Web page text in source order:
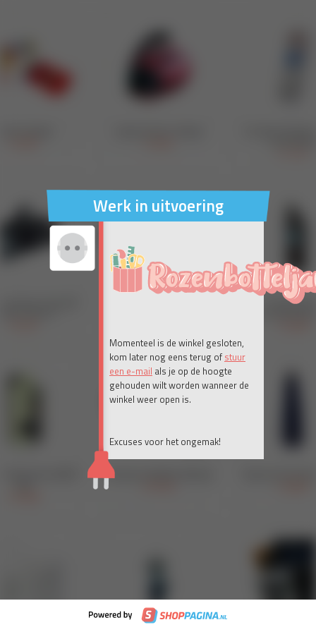
Werk in uitvoering
Momenteel is de winkel gesloten,
kom later nog eens terug of stuur
een e-mail als je op de hoogte
gehouden wilt worden wanneer de
winkel weer open is.
Excuses voor het ongemak!